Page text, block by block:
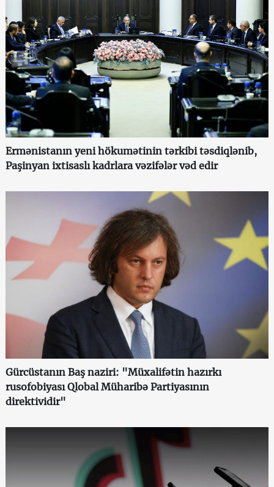
Ermənistanın yeni hökumətinin tərkibi təsdiqlənib,
Paşinyan ixtisaslı kadrlara vəzifələr vəd edir
Gürcüstanın Baş naziri: "Müxalifətin hazırkı
rusofobiyası Qlobal Müharibə Partiyasının
direktividir"